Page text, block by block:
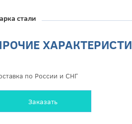
стали
по России и СНГ
Заказать